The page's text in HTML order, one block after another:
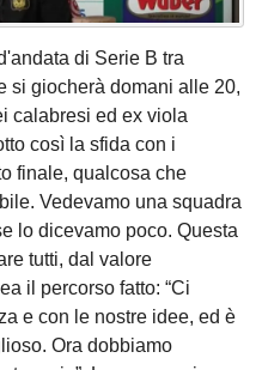
di Serie B tra
si giocherà domani alle 20,
calabresi ed ex viola
così la sfida con i
finale, qualcosa che
Vedevamo una squadra
lo dicevamo poco. Questa
tutti, dal valore
il percorso fatto: “Ci
e con le nostre idee, ed è
Ora dobbiamo